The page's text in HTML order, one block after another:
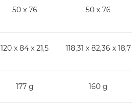
50 x 76 50 x 76
120 x 84 x 21,5 118,31 x 82,36 x 18,7
177 g 160 g